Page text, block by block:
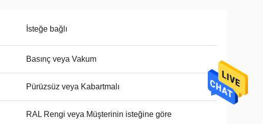
İsteğe bağlı
Basınç veya Vakum
Pürüzsüz veya Kabartmalı
RAL Rengi veya Müşterinin isteğine göre